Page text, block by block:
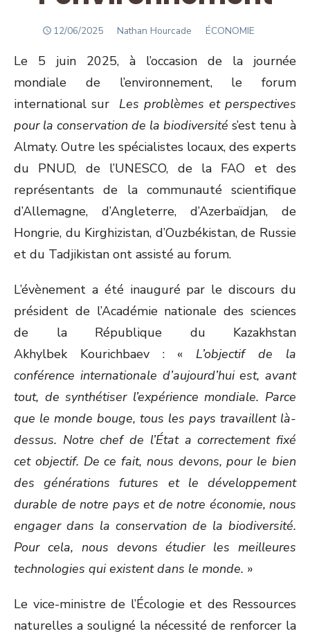
POSTED
12/06/2025 Author
Nathan Hourcade ÉCONOMIE
Le 5 juin 2025, à l’occasion de la journée
mondiale de l’environnement, le forum
international sur Les problèmes et perspectives
pour la conservation de la biodiversité s’est tenu à
Almaty. Outre les spécialistes locaux, des experts
du PNUD, de l’UNESCO, de la FAO et des
représentants de la communauté scientifique
d’Allemagne, d’Angleterre, d’Azerbaïdjan, de
Hongrie, du Kirghizistan, d’Ouzbékistan, de Russie
et du Tadjikistan ont assisté au forum.
L’évènement a été inauguré par le discours du
président de l’Académie nationale des sciences
de la République du Kazakhstan
Akhylbek Kourichbaev : « L’objectif de la
conférence internationale d’aujourd’hui est, avant
tout, de synthétiser l’expérience mondiale. Parce
que le monde bouge, tous les pays travaillent là-
dessus. Notre chef de l’État a correctement fixé
cet objectif. De ce fait, nous devons, pour le bien
des générations futures et le développement
durable de notre pays et de notre économie, nous
engager dans la conservation de la biodiversité.
Pour cela, nous devons étudier les meilleures
technologies qui existent dans le monde. »
Le vice-ministre de l’Écologie et des Ressources
naturelles a souligné la nécessité de renforcer la